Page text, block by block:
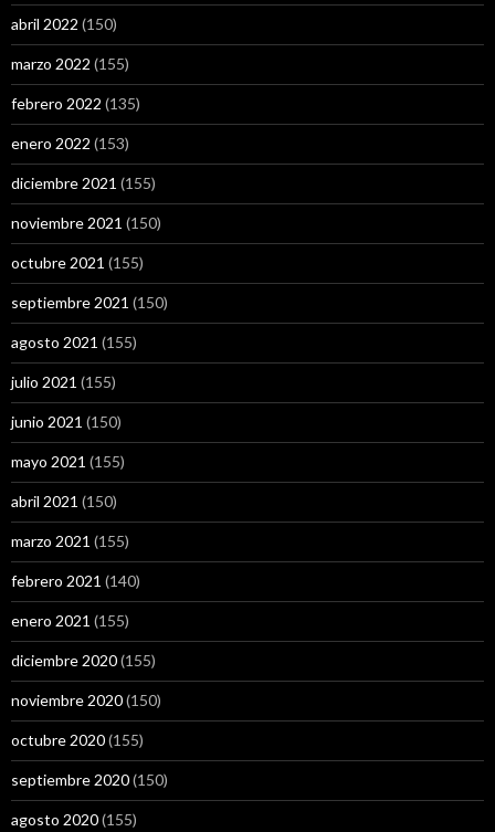
abril 2022 (150)
marzo 2022 (155)
febrero 2022 (135)
enero 2022 (153)
diciembre 2021 (155)
noviembre 2021 (150)
octubre 2021 (155)
septiembre 2021 (150)
agosto 2021 (155)
julio 2021 (155)
junio 2021 (150)
mayo 2021 (155)
abril 2021 (150)
marzo 2021 (155)
febrero 2021 (140)
enero 2021 (155)
diciembre 2020(155)
noviembre 2020(150)
octubre 2020(155)
septiembre 2020(150)
agosto 2020(155)